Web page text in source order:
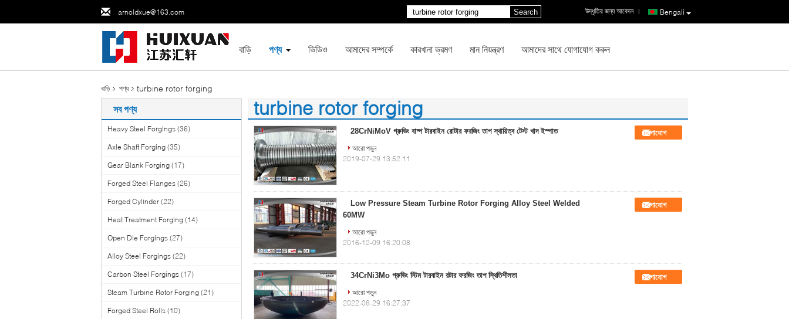
arnoldxue@163.com Bengali
উদ্ধৃতির জন্য আবেদন |
Search
বাড়ি পণ্য ভিডিও আমাদের সম্পর্কে কারখানা ভ্রমণ মান নিয়ন্ত্রণ আমাদের সাথে যোগাযোগ করুন
বাড়ি পণ্য turbine rotor forging
সব পণ্য
Heavy Steel Forgings (36)
Axle Shaft Forging (35)
Gear Blank Forging (17)
Forged Steel Flanges (26)
Forged Cylinder (22)
Heat Treatment Forging (14)
Open Die Forgings (27)
Alloy Steel Forgings (22)
Carbon Steel Forgings (17)
Steam Turbine Rotor Forging (21)
Forged Steel Rolls (10)
turbine rotor forging
(22) 28CrNiMoV গ্রুভিং বাষ্প টারবাইন রোটার ফরজিং তাপ স্থায়িত্ব টেস্ট খাদ ইস্পাত
যোগাযোগ
আরো পড়ুন
2019-07-29 13:52:11
Low Pressure Steam Turbine Rotor Forging Alloy Steel Welded
60MW
যোগাযোগ
আরো পড়ুন
2016-12-09 16:20:08
34CrNi3Mo গ্রুভিং স্টিম টারবাইন রটার ফরজিং তাপ স্থিতিশীলতা
যোগাযোগ
আরো পড়ুন
2022-08-29 16:27:37